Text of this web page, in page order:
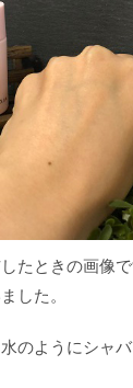
たときの画像
した。
のようにシャ